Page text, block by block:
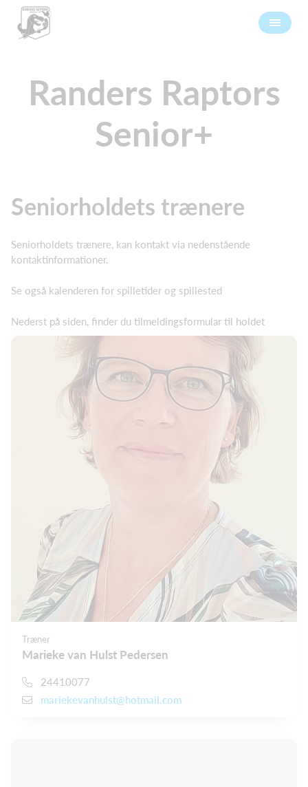
Randers Raptors
Senior+
Seniorholdets trænere
Seniorholdets trænere, kan kontakt via nedenstående
kontaktinformationer.
Se også kalenderen for spilletider og spillested
Nederst på siden, finder du tilmeldingsformular til holdet
Træner
Marieke van Hulst Pedersen
24410077
mariekevanhulst@hotmail.com